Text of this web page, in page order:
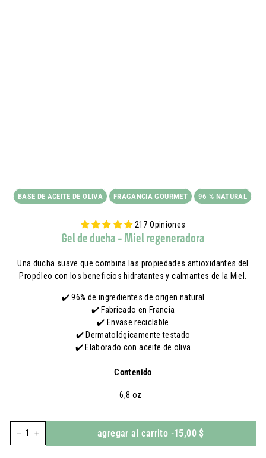
BASE DE ACEITE DE OLIVA FRAGANCIA GOURMET 96 % NATURAL
217 Opiniones
Gel de ducha - Miel regeneradora
Una ducha suave que combina las propiedades antioxidantes del
Propóleo con los beneficios hidratantes y calmantes de la Miel.
✔️ 96% de ingredientes de origen natural
✔️ Fabricado en Francia
✔️ Envase reciclable
✔️ Dermatológicamente testado
✔️ Elaborado con aceite de oliva
Contenido
6,8 oz
agregar al carrito -15,00 $